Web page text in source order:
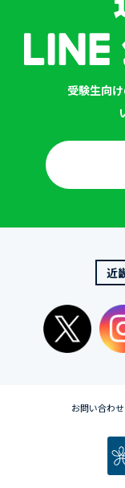
受験生向
近
お問い合わせ